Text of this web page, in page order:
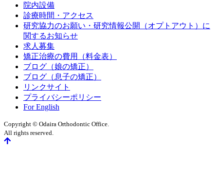
院内設備
診療時間・アクセス
研究協力のお願い・研究情報公開（オプトアウト）に
関するお知らせ
求人募集
矯正治療の費用（料金表）
ブログ（娘の矯正）
ブログ（息子の矯正）
リンクサイト
プライバシーポリシー
For English
Copyright © Odaira Orthodontic Office.
All rights reserved.